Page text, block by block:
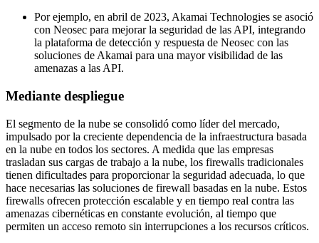
Por ejemplo, en abril de 2023, Akamai Technologies se asoció
con Neosec para mejorar la seguridad de las API, integrando
la plataforma de detección y respuesta de Neosec con las
soluciones de Akamai para una mayor visibilidad de las
amenazas a las API.
Mediante despliegue
El segmento de la nube se consolidó como líder del mercado,
impulsado por la creciente dependencia de la infraestructura basada
en la nube en todos los sectores. A medida que las empresas
trasladan sus cargas de trabajo a la nube, los firewalls tradicionales
tienen dificultades para proporcionar la seguridad adecuada, lo que
hace necesarias las soluciones de firewall basadas en la nube. Estos
firewalls ofrecen protección escalable y en tiempo real contra las
amenazas cibernéticas en constante evolución, al tiempo que
permiten un acceso remoto sin interrupciones a los recursos críticos.